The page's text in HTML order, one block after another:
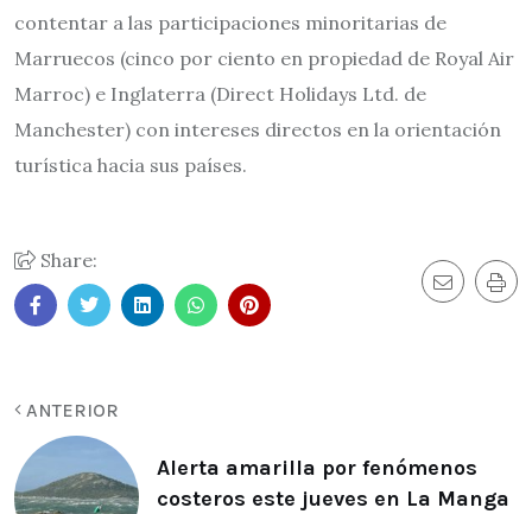
contentar a las participaciones minoritarias de
Marruecos (cinco por ciento en propiedad de Royal Air
Marroc) e Inglaterra (Direct Holidays Ltd. de
Manchester) con intereses directos en la orientación
turística hacia sus países.
Share:
ANTERIOR
Alerta amarilla por fenómenos
costeros este jueves en La Manga